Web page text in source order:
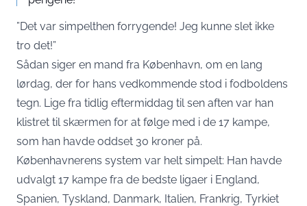
”Det var simpelthen forrygende! Jeg kunne slet ikke
tro det!”
Sådan siger en mand fra København, om en lang
lørdag, der for hans vedkommende stod i fodboldens
tegn. Lige fra tidlig eftermiddag til sen aften var han
klistret til skærmen for at følge med i de 17 kampe,
som han havde oddset 30 kroner på.
Københavnerens system var helt simpelt: Han havde
udvalgt 17 kampe fra de bedste ligaer i England,
Spanien, Tyskland, Danmark, Italien, Frankrig, Tyrkiet